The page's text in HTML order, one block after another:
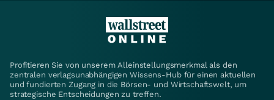
Profitieren Sie von unserem Alleinstellungsmerkmal als den
zentralen verlagsunabhängigen Wissens-Hub für einen aktuellen
und fundierten Zugang in die Börsen- und Wirtschaftswelt, um
strategische Entscheidungen zu treffen.